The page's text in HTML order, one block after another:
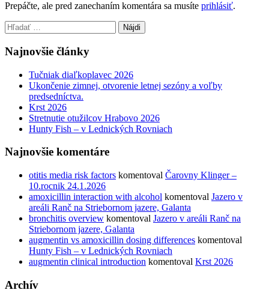
Prepáčte, ale pred zanechaním komentára sa musíte prihlásiť.
Hľadať:
Najnovšie články
Tučniak diaľkoplavec 2026
Ukončenie zimnej, otvorenie letnej sezóny a voľby
predsedníctva.
Krst 2026
Stretnutie otužilcov Hrabovo 2026
Hunty Fish – v Lednických Rovniach
Najnovšie komentáre
otitis media risk factors komentoval Čarovny Klinger –
10.rocnik 24.1.2026
amoxicillin interaction with alcohol komentoval Jazero v
areáli Ranč na Striebornom jazere, Galanta
bronchitis overview komentoval Jazero v areáli Ranč na
Striebornom jazere, Galanta
augmentin vs amoxicillin dosing differences komentoval
Hunty Fish – v Lednických Rovniach
augmentin clinical introduction komentoval Krst 2026
Archív